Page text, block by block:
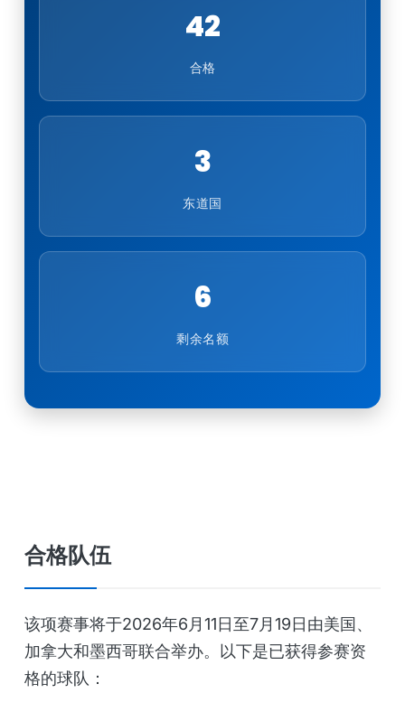
42
合格
3
东道国
6
剩余名额
合格队伍
该项赛事将于2026年6月11日至7月19日由美国、
加拿大和墨西哥联合举办。以下是已获得参赛资
格的球队：